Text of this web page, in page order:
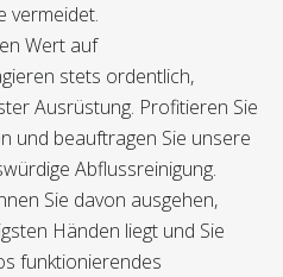
vermeidet.
Wert auf
stets ordentlich,
Ausrüstung. Profitieren Sie
und beauftragen Sie unsere
Abflussreinigung.
Sie davon ausgehen,
Händen liegt und Sie
funktionierendes